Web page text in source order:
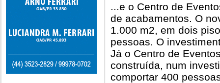
...e o Centro de
de acabamentos. O
1.000 m2, em dois
pessoas. O
Já o Centro de
construída, num
comportar 400